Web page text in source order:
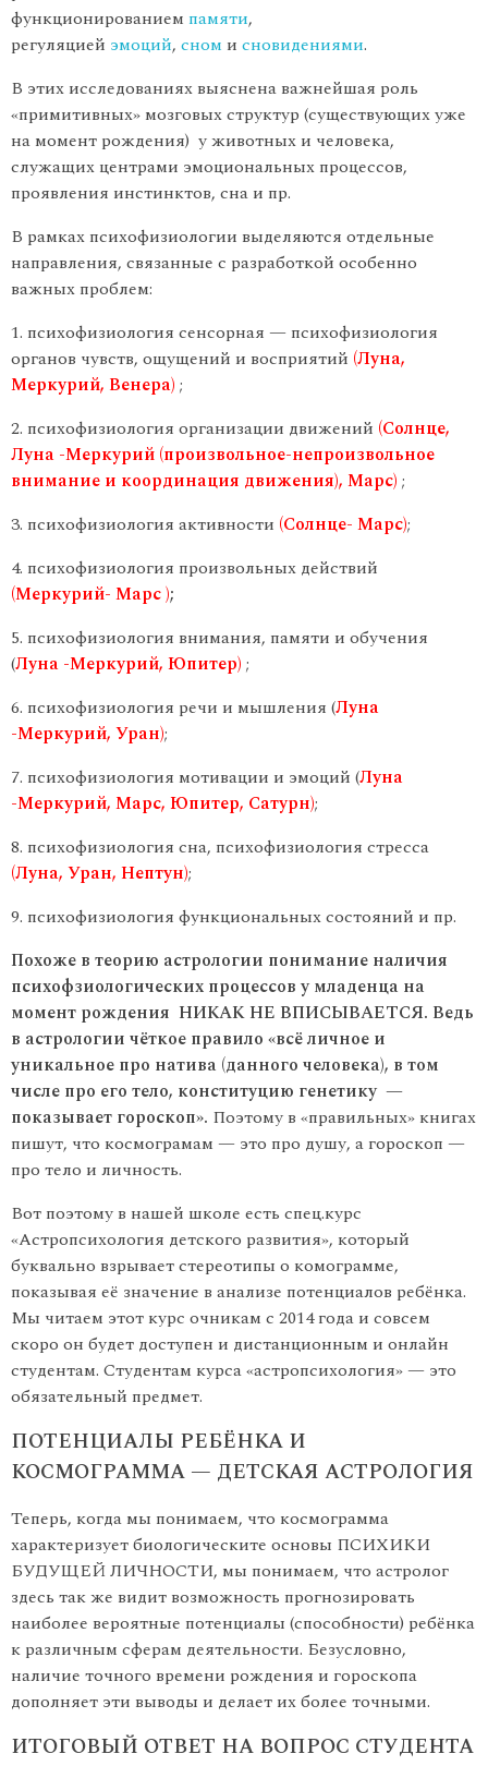
функционированием памяти,
регуляцией эмоций, сном и сновидениями.
В этих исследованиях выяснена важнейшая роль
«примитивных» мозговых структур (существующих уже
на момент рождения) у животных и человека,
служащих центрами эмоциональных процессов,
проявления инстинктов, сна и пр.
В рамках психофизиологии выделяются отдельные
направления, связанные с разработкой особенно
важных проблем:
психофизиология сенсорная — психофизиология
органов чувств, ощущений и восприятий (Луна,
Меркурий, Венера) ;
психофизиология организации движений (Солнце,
Луна -Меркурий (произвольное-непроизвольное
внимание и координация движения), Марс) ;
психофизиология активности (Солнце- Марс);
психофизиология произвольных действий
(Меркурий- Марс );
психофизиология внимания, памяти и обучения
(Луна -Меркурий, Юпитер) ;
психофизиология речи и мышления (Луна
-Меркурий, Уран);
психофизиология мотивации и эмоций (Луна
-Меркурий, Марс, Юпитер, Сатурн);
психофизиология сна, психофизиология стресса
(Луна, Уран, Нептун);
психофизиология функциональных состояний и пр.
Похоже в теорию астрологии понимание наличия
психофзиологических процессов у младенца на
момент рождения НИКАК НЕ ВПИСЫВАЕТСЯ. Ведь
в астрологии чёткое правило «всё личное и
уникальное про натива (данного человека), в том
числе про его тело, конституцию генетику —
показывает гороскоп». Поэтому в «правильных» книгах
пишут, что космограмам — это про душу, а гороскоп —
про тело и личность.
Вот поэтому в нашей школе есть спец.курс
«Астропсихология детского развития», который
буквально взрывает стереотипы о комограмме,
показывая её значение в анализе потенциалов ребёнка.
Мы читаем этот курс очникам с 2014 года и совсем
скоро он будет доступен и дистанционным и онлайн
студентам. Студентам курса «астропсихология» — это
обязательный предмет.
ПОТЕНЦИАЛЫ РЕБЁНКА И
КОСМОГРАММА — ДЕТСКАЯ АСТРОЛОГИЯ
Теперь, когда мы понимаем, что космограмма
характеризует биологическите основы ПСИХИКИ
БУДУЩЕЙ ЛИЧНОСТИ, мы понимаем, что астролог
здесь так же видит возможность прогнозировать
наиболее вероятные потенциалы (способности) ребёнка
к различным сферам деятельности. Безусловно,
наличие точного времени рождения и гороскопа
дополняет эти выводы и делает их более точными.
ИТОГОВЫЙ ОТВЕТ НА ВОПРОС СТУДЕНТА